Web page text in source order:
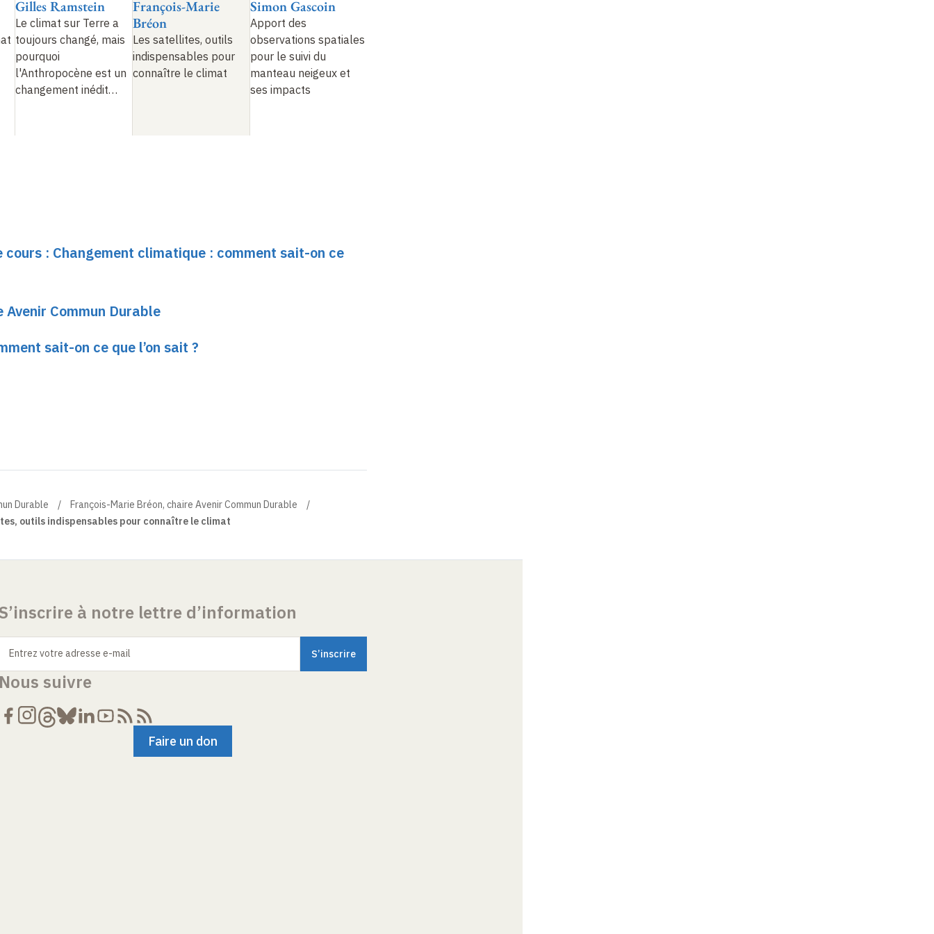
Le climat sur Terre a
toujours changé, mais
pourquoi
l'Anthropocène est un
changement inédit…
Gilles Ramstein
Les satellites, outils
indispensables pour
connaître le climat
François-Marie
Bréon
Apport des
observations spatiales
pour le suivi du
manteau neigeux et
ses impacts
Simon Gascoin
: Changement climatique : comment sait-on ce
Commun Durable
sait-on ce que l’on sait ?
Durable
François-Marie Bréon, chaire Avenir Commun Durable
outils indispensables pour connaître le climat
à notre lettre d’information
Entrez votre adresse e-mail
suivre
Faire un don